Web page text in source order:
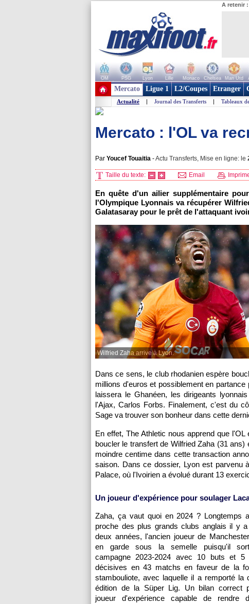
A retenir :
OM PSG Lyon Lille Monaco Chelsea Man Utd
+ de clubs
Mercato Ligue 1 L2/Coupes Etranger
Actualité | Journal des Transferts | Tableaux
Mercato : l'OL va
Par Youcef Touaitia -Actu Transferts, Mise en ligne: le
Taille du texte: Email
En quête d'un ailier supplémentaire
l'Olympique Lyonnais va récupérer
Galatasaray pour le prêt de l'attaquant
Wilfried Zaha arrive à Lyon.
Dans ce sens, le club rhodanien espère
millions d'euros et possiblement en
laissera le Ghanéen, les dirigeants
l'Ajax, Carlos Forbs. Finalement, c'est du
Sage va trouver son bonheur dans cette
En effet, The Athletic nous apprend que
boucler le transfert de Wilfried Zaha (31
moindre centime dans cette transaction
saison. Dans ce dossier, Lyon est parvenu
Palace, où l'Ivoirien a évolué durant 13
Un joueur d'expérience pour soulager
Zaha, ça vaut quoi en 2024 ? Longtemps
proche des plus grands clubs anglais il y
deux années, l'ancien joueur de
en garde sous la semelle puisqu'il
campagne 2023-2024 avec 10 buts et 5
décisives en 43 matchs en faveur de la
stambouliote, avec laquelle il a remporté la
édition de la Süper Lig. Un bilan correct
joueur d'expérience capable de rendre